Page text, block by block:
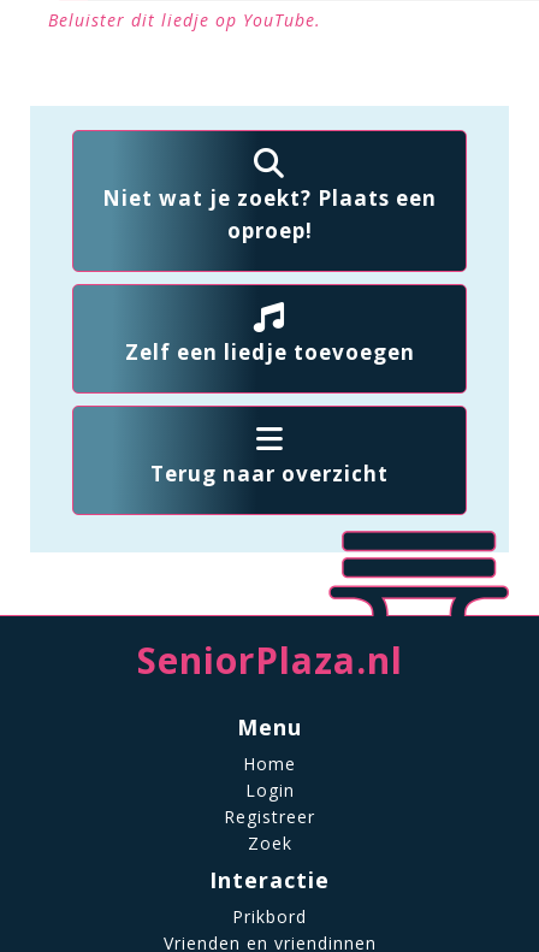
Beluister dit liedje op YouTube.
Niet wat je zoekt? Plaats een
oproep!
Zelf een liedje toevoegen
Terug naar overzicht
SeniorPlaza.nl
Menu
Home
Login
Registreer
Zoek
Interactie
Prikbord
Vrienden en vriendinnen